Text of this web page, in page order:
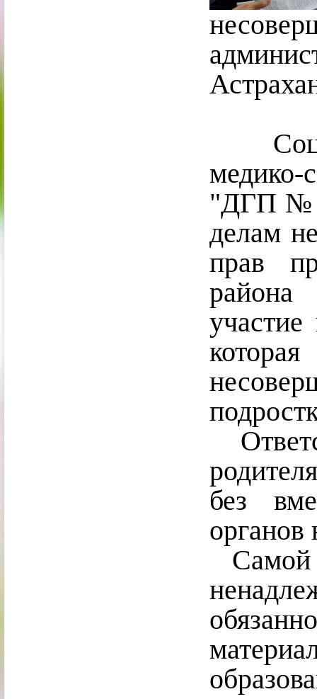
"ДГП №
делам
прав
без
органов
Самой